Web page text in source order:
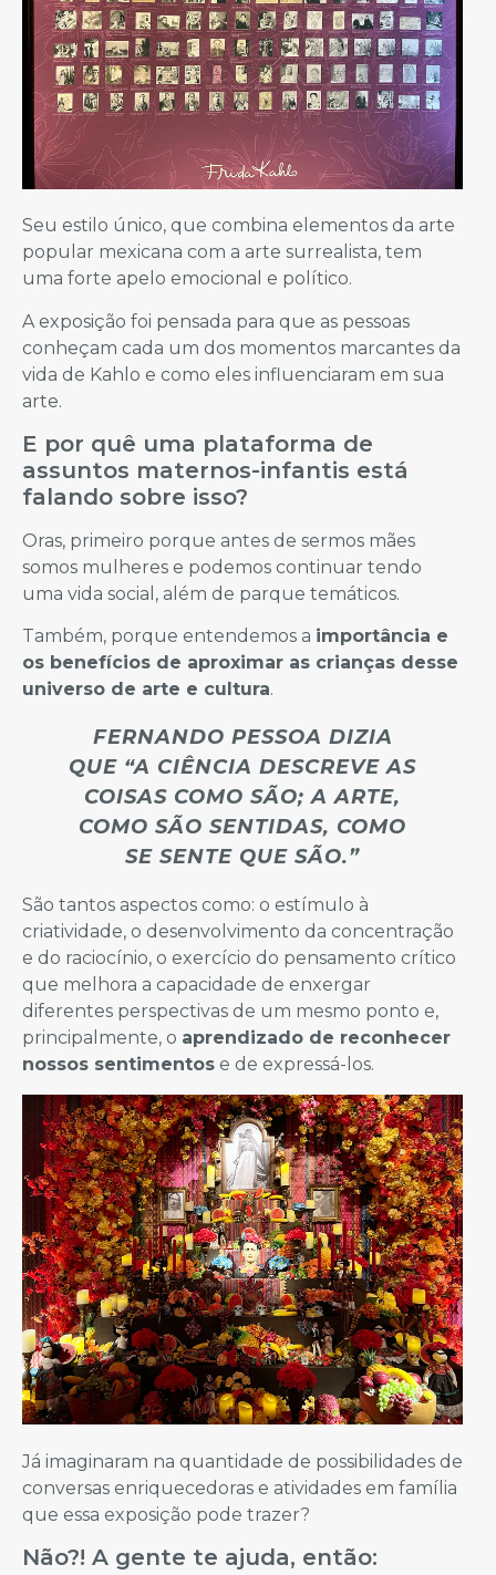
Seu estilo único, que combina elementos da arte
popular mexicana com a arte surrealista, tem
uma forte apelo emocional e político.
A exposição foi pensada para que as pessoas
conheçam cada um dos momentos marcantes da
vida de Kahlo e como eles influenciaram em sua
arte.
E por quê uma plataforma de
assuntos maternos-infantis está
falando sobre isso?
Oras, primeiro porque antes de sermos mães
somos mulheres e podemos continuar tendo
uma vida social, além de parque temáticos.
Também, porque entendemos a importância e
os benefícios de aproximar as crianças desse
universo de arte e cultura.
FERNANDO PESSOA DIZIA
QUE “A CIÊNCIA DESCREVE AS
COISAS COMO SÃO; A ARTE,
COMO SÃO SENTIDAS, COMO
SE SENTE QUE SÃO.”
São tantos aspectos como: o estímulo à
criatividade, o desenvolvimento da concentração
e do raciocínio, o exercício do pensamento crítico
que melhora a capacidade de enxergar
diferentes perspectivas de um mesmo ponto e,
principalmente, o aprendizado de reconhecer
nossos sentimentos e de expressá-los.
Já imaginaram na quantidade de possibilidades de
conversas enriquecedoras e atividades em família
que essa exposição pode trazer?
Não?! A gente te ajuda, então: